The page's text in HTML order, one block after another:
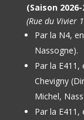
(Saison 2026-
(Rue du Vivier
Par la N4,
Nassogne).
Par la E411,
Chevigny
Michel,
Par la